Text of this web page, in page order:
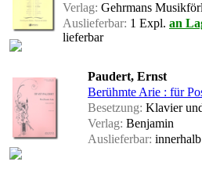
Verlag: Gehrmans
Auslieferbar: 1 Expl. an
lieferbar
Paudert, Ernst
Berühmte Arie : für
Besetzung: Klavier
Verlag: Benjamin
Auslieferbar: